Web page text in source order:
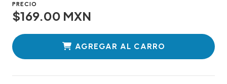
PRECIO
$169.00 MXN
AGREGAR AL CARRO